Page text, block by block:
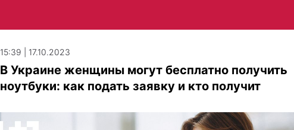
15:39 | 17.10.2023
В Украине женщины могут бесплатно получить
ноутбуки: как подать заявку и кто получит